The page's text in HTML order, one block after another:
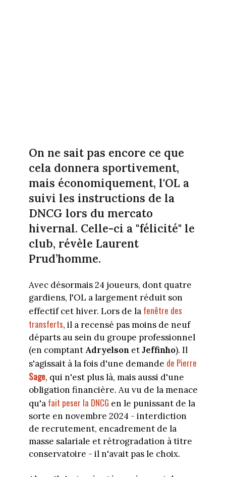
On ne sait pas encore ce que
cela donnera sportivement,
mais économiquement, l'OL a
suivi les instructions de la
DNCG lors du mercato
hivernal. Celle-ci a "félicité" le
club, révèle Laurent
Prud’homme.
Avec désormais 24 joueurs, dont quatre
gardiens, l'OL a largement réduit son
effectif cet hiver. Lors de la fenêtre des
transferts, il a recensé pas moins de neuf
départs au sein du groupe professionnel
(en comptant Adryelson etJeffinho). Il
s'agissait à la fois d'une demande de Pierre
Sage, qui n'est plus là, mais aussi d'une
obligation financière. Au vu de la menace
qu'a fait peser la DNCG en le punissant de la
sorte en novembre 2024 - interdiction
de recrutement, encadrement de la
masse salariale et rétrogradation à titre
conservatoire - il n'avait pas le choix.